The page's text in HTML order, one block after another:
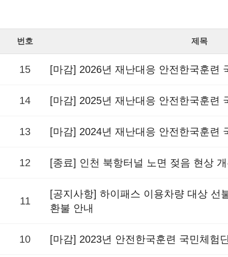
번호 제목
15 [마감] 2026년 재난대응 안전한국훈련
14 [마감] 2025년 재난대응 안전한국훈련
13 [마감] 2024년 재난대응 안전한국훈련
12 [종료] 인천 북항터널 노면 젖음 현상
11
[공지사항] 하이패스 이용차량 대상 선
환불 안내
10 [마감] 2023년 안전한국훈련 국민체험